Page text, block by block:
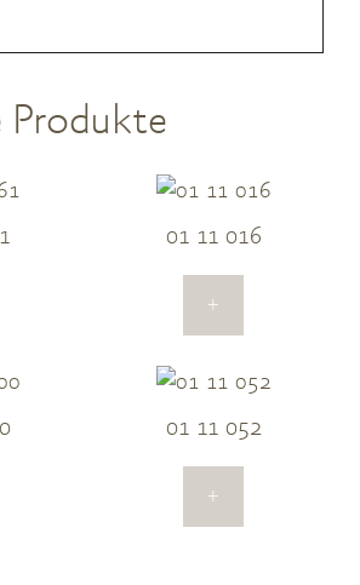
Produkte
01 11 016
+
01 11 052
+